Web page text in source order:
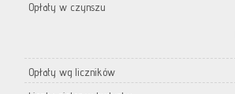
Opłaty w czynszu
Opłaty wg liczników